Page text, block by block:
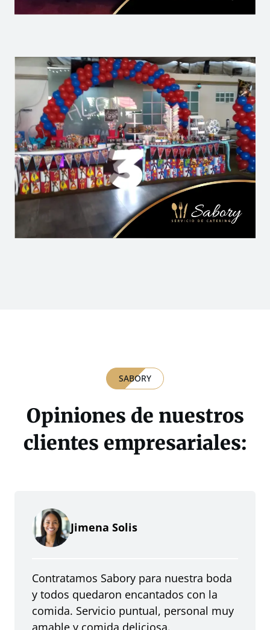
SABORY
Opiniones de nuestros
clientes empresariales:
Jimena Solis
Contratamos Sabory para nuestra boda
y todos quedaron encantados con la
comida. Servicio puntual, personal muy
amable y comida deliciosa.